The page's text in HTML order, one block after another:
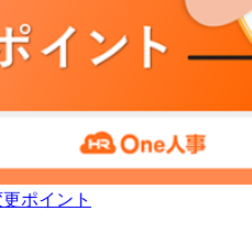
ポイント